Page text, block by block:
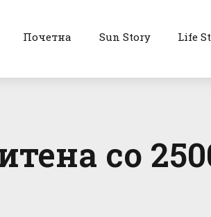
Почетна Sun Story Life
со